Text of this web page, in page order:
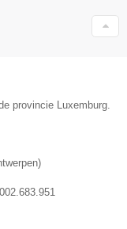
provincie Luxemburg.
)